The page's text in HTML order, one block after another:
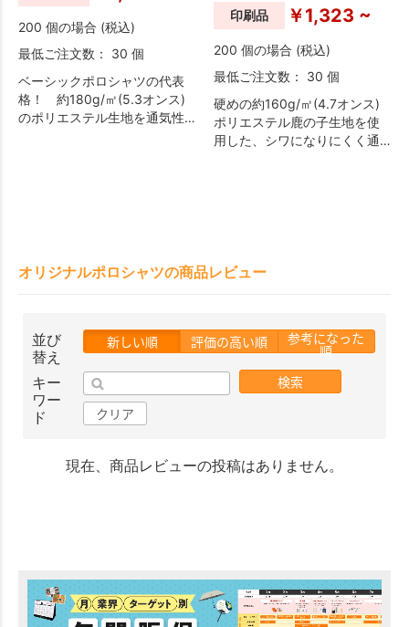
200 個の場合 (税込)
最低ご注文数： 30 個
ベーシックポロシャツの代表
格！ 約180g/㎡(5.3オンス)
のポリエステル生地を通気性
印刷品 ￥1,323 ~
200 個の場合 (税込)
最低ご注文数： 30 個
硬めの約160g/㎡(4.7オンス)
ポリエステル鹿の子生地を使
用した、シワになりにくく通
オリジナルポロシャツの商品レビュー
並び
替え
新しい順 評価の高い順 参考になった
順
キー
ワー
ド
検索
クリア
現在、商品レビューの投稿はありません。